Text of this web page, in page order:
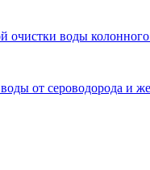
очистки воды
от сероводорода и